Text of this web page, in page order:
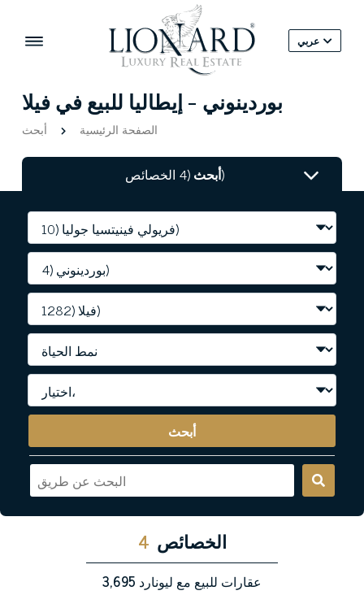
عربي
بوردينوني - إيطاليا للبيع في فيلا
الصفحة الرئيسية أبحث
أبحث(4 الخصائص)
أبحث
4 الخصائص
3,695 عقارات للبيع مع ليونارد